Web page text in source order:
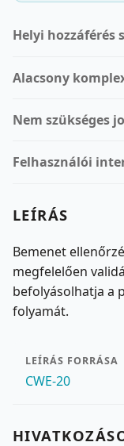
Helyi hozzáférés
Alacsony
Nem szükséges
Felhasználói
LEÍRÁS
Bemenet
megfelelően
befolyásolhatja a
folyamát.
LEÍRÁS FORRÁSA
CWE-20